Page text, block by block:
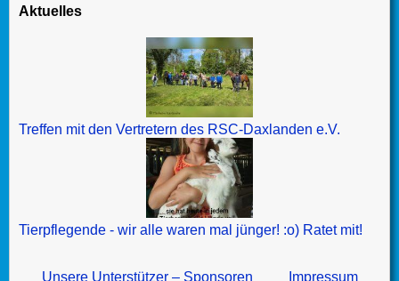
Aktuelles
Treffen mit den Vertretern des RSC-Daxlanden e.V.
Tierpflegende - wir alle waren mal jünger! :o) Ratet mit!
Unsere Unterstützer – Sponsoren Impressum